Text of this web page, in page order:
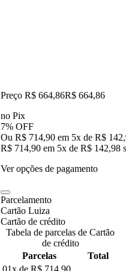
Preço R$ 664,86R$ 664,86
no Pix
7% OFF
Ou R$ 714,90 em 5x de R$
R$ 714,90 em 5x de R$ 142,98
Ver opções de pagamento
Parcelamento
Cartão Luiza
Cartão de crédito
Tabela de parcelas de Cartão
de crédito
Parcelas
Total
01x de R$ 714,90